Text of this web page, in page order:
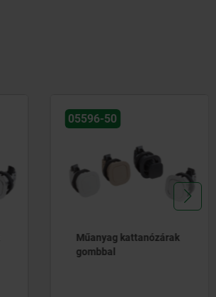
05596-40
Műanyag kattanózárak
reteszelhető,